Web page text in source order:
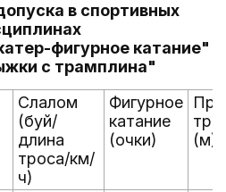
в спортивных
фигурное катание"
с трамплина"
Слалом
(буй/
длина
троса/км/
ч)
Фигурное
катание
(очки)
(м)